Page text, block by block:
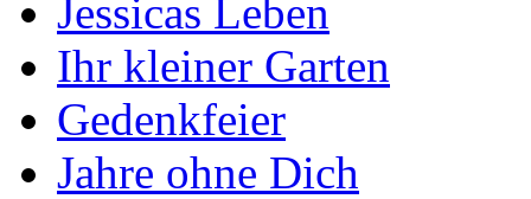
Jessicas Leben
Ihr kleiner Garten
Gedenkfeier
Jahre ohne Dich